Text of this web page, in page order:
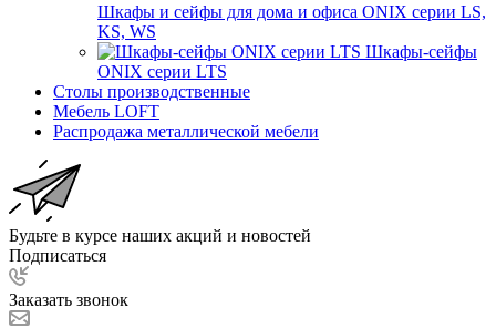
Шкафы и сейфы для дома и офиса ONIX серии LS,
KS, WS
Шкафы-сейфы
ONIX серии LTS
Столы производственные
Мебель LOFT
Распродажа металлической мебели
Будьте в курсе наших акций и новостей
Подписаться
Заказать звонок